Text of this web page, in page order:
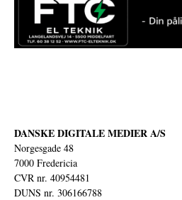
DANSKE DIGITALE MEDIER A/S
Norgesgade 48
7000 Fredericia
CVR nr. 40954481
DUNS nr. 306166788